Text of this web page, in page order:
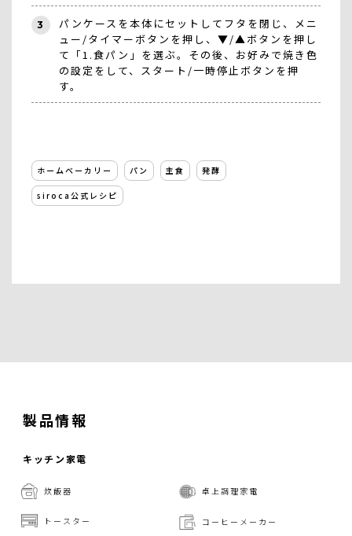
3
パンケースを本体にセットしてフタを閉じ、メニ
ュー/タイマーボタンを押し、▼/▲ボタンを押し
て「1.食パン」を選ぶ。その後、お好みで焼き色
の設定をして、スタート/一時停止ボタンを押
す。
ホームベーカリー パン 主食 発酵
siroca公式レシピ
製品情報
キッチン家電
炊飯器 卓上調理家電
トースター コーヒーメーカー